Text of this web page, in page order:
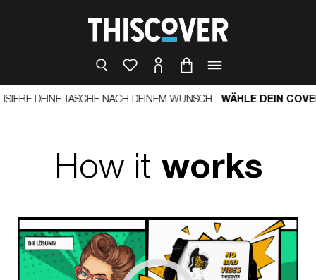
TASCHE NACH DEINEM WUNSCH -WÄHLE DEIN COVER, DIE
How it works